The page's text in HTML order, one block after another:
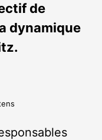
de
dynamique